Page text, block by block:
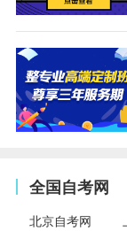
全国自考网
北京自考网